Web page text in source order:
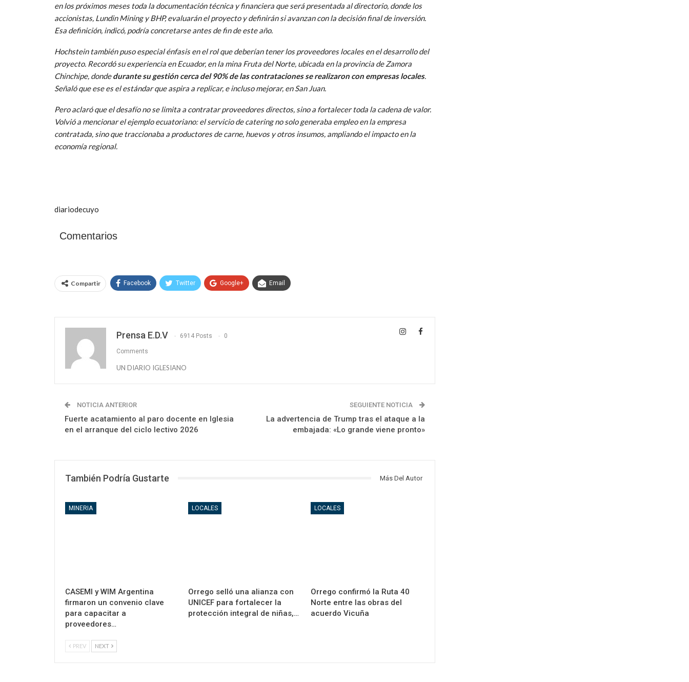
en los próximos meses toda la documentación técnica y financiera que será presentada al directorio, donde los
accionistas, Lundin Mining y BHP, evaluarán el proyecto y definirán si avanzan con la decisión final de inversión.
Esa definición, indicó, podría concretarse antes de fin de este año.
Hochstein también puso especial énfasis en el rol que deberían tener los proveedores locales en el desarrollo del
proyecto. Recordó su experiencia en Ecuador, en la mina Fruta del Norte, ubicada en la provincia de Zamora
Chinchipe, dondedurante su gestión cerca del 90% de las contrataciones se realizaron con empresas locales.
Señaló que ese es el estándar que aspira a replicar, e incluso mejorar, en San Juan.
Pero aclaró que el desafío no se limita a contratar proveedores directos, sino a fortalecer toda la cadena de valor.
Volvió a mencionar el ejemplo ecuatoriano: el servicio de catering no solo generaba empleo en la empresa
contratada, sino que traccionaba a productores de carne, huevos y otros insumos, ampliando el impacto en la
economía regional.
diariodecuyo
Comentarios
Compartir Facebook Twitter Google+ Email
Prensa E.D.V 6914 Posts 0
Comments
UN DIARIO IGLESIANO
NOTICIA ANTERIOR
Fuerte acatamiento al paro docente en Iglesia
en el arranque del ciclo lectivo 2026
SEGUIENTE NOTICIA
La advertencia de Trump tras el ataque a la
embajada: «Lo grande viene pronto»
También Podría Gustarte Más Del Autor
MINERIA
CASEMI y WIM Argentina
firmaron un convenio clave
para capacitar a
proveedores…
LOCALES
Orrego selló una alianza con
UNICEF para fortalecer la
protección integral de niñas,…
LOCALES
Orrego confirmó la Ruta 40
Norte entre las obras del
acuerdo Vicuña
PREV NEXT